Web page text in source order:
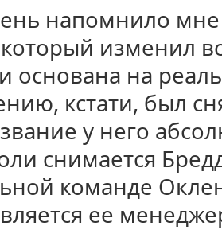
напомнило
изменил
основана на
кстати, был
у него
снимается
команде
ее